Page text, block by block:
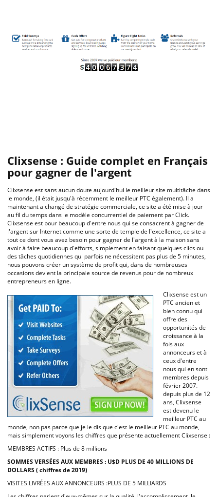
Clixsense : Guide complet en Français
pour gagner de l'argent
Clixsense est sans aucun doute aujourd'hui le meilleur site multitâche dans
le monde, (il était jusqu'à récemment le meilleur PTC également). Il a
maintenant a changé de stratégie commerciale, ce site a été mise à jour
au fil du temps dans le modèle concurrentiel de paiement par Click.
Clixsense est pour beaucoup d'entre nous qui se consacrent à gagner de
l'argent sur Internet comme une sorte de temple de l'excellence, ce site a
tout ce dont vous avez besoin pour gagner de l'argent à la maison sans
avoir à faire beaucoup d'efforts, simplement en faisant quelques clics ou
des tâches quotidiennes qui parfois ne nécessitent pas plus de 5 minutes,
nous pouvons créer un système de profit qui, dans de nombreuses
occasions devient la principale source de revenus pour de nombreux
entrepreneurs en ligne.
Clixsense est un
PTC ancien et
bien connu qui
offre des
opportunités de
croissance à la
fois aux
annonceurs et à
ceux d'entre
nous qui en sont
membres depuis
février 2007.
depuis plus de 12
ans, Clixsense
est devenu le
meilleur PTC au
monde, non pas parce que je le dis que c'est le meilleur PTC au monde,
mais simplement voyons les chiffres que présente actuellement Clixsense :
MEMBRES ACTIFS : Plus de 8 millions
SOMMES VERSÉES AUX MEMBRES : U$D PLUS DE 40 MILLIONS DE
DOLLARS ( chiffres de 2019)
VISITES LIVRÉES AUX ANNONCEURS :PLUS DE 5 MILLIARDS